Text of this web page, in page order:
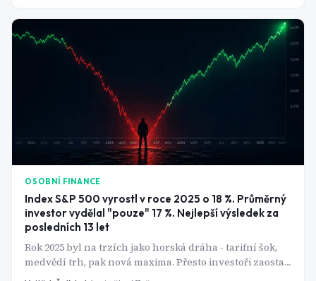
OSOBNÍ FINANCE
Index S&P 500 vyrostl v roce 2025 o 18 %. Průměrný
investor vydělal "pouze" 17 %. Nejlepší výsledek za
posledních 13 let
Rok 2025 byl na trzích jako horská dráha - tarifní šok,
medvědí trh, pak nová maxima. Přesto investoři zaostali
za indexem nejméně od roku 2012. Jak je to možné?